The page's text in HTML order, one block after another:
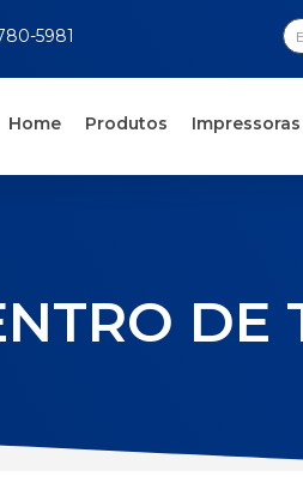
5981
Home Produtos Impressoras